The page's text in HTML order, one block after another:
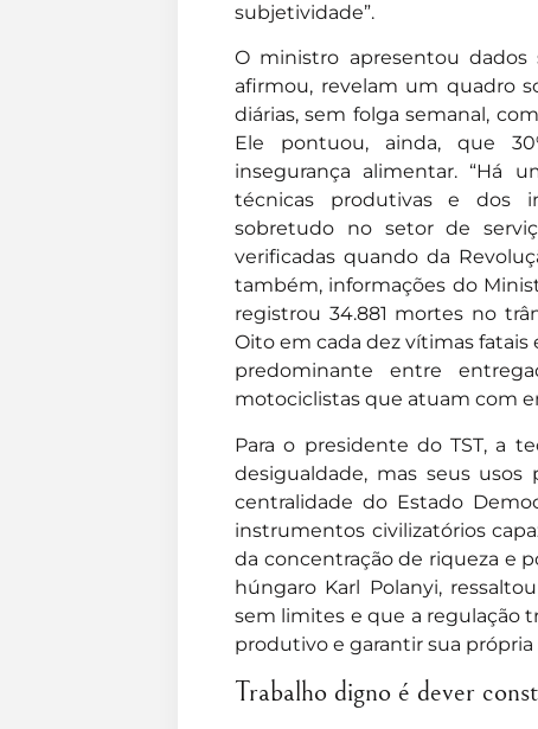
subjetividade”.
O ministro apresentou dados
afirmou, revelam um quadro
diárias, sem folga semanal,
Ele pontuou, ainda, que
insegurança alimentar. “Há
técnicas produtivas e dos
sobretudo no setor de
verificadas quando da
também, informações do
registrou 34.881 mortes no
Oito em cada dez vítimas fatais
predominante entre
motociclistas que atuam com
Para o presidente do TST, a
desigualdade, mas seus
centralidade do Estado
instrumentos civilizatórios
da concentração de riqueza e
húngaro Karl Polanyi,
sem limites e que a regulação
produtivo e garantir sua
Trabalho digno é dever